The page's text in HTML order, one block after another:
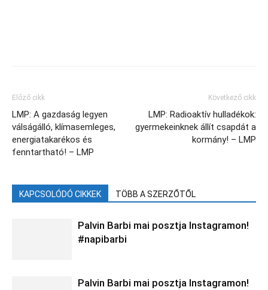
Előző cikk
LMP: A gazdaság legyen
válságálló, klímasemleges,
energiatakarékos és
fenntartható! – LMP
Következő cikk
LMP: Radioaktív hulladékok:
gyermekeinknek állít csapdát a
kormány! – LMP
KAPCSOLÓDÓ CIKKEK TÖBB A SZERZŐTŐL
Palvin Barbi mai posztja Instagramon!
#napibarbi
Palvin Barbi mai posztja Instagramon!